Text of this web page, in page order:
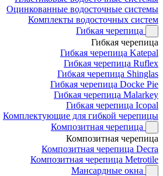
Оцинкованные водосточные системы
Комплекты водосточных систем
Гибкая черепица
Гибкая черепица
Гибкая черепица Katepal
Гибкая черепица Ruflex
Гибкая черепица Shinglas
Гибкая черепица Docke Pie
Гибкая черепица Malarkey
Гибкая черепица Icopal
Комплектующие для гибкой черепицы
Композитная черепица
Композитная черепица
Композитная черепица Decra
Композитная черепица Metrotile
Мансардные окна